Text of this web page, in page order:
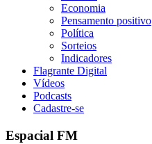
Economia
Pensamento positivo
Política
Sorteios
Indicadores
Flagrante Digital
Vídeos
Podcasts
Cadastre-se
Espacial FM